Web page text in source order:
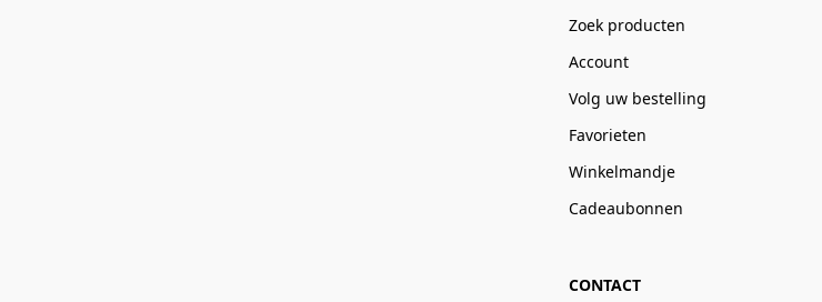
Zoek producten
Account
Volg uw bestelling
Favorieten
Winkelmandje
Cadeaubonnen
CONTACT